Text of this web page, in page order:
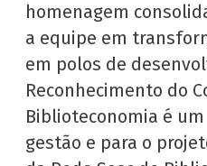
homenagem
a equipe em
em polos de
Reconhecimento do
Biblioteconomia é
gestão e para o